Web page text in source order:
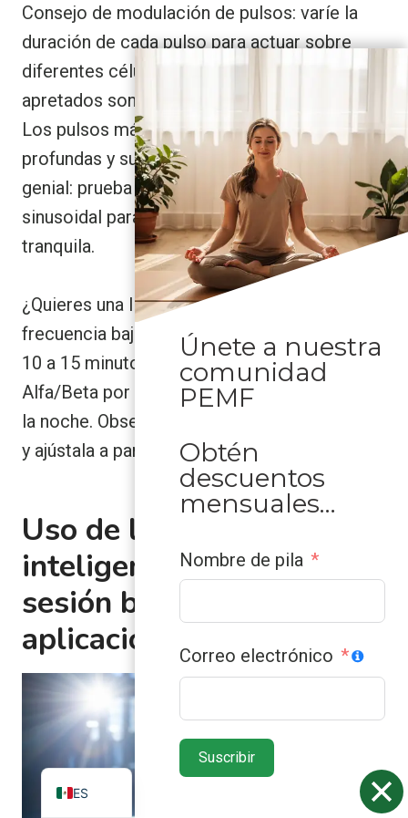
Consejo de modulación de pulsos: varíe la
duración de cada pulso para actuar sobre
diferentes células. Los pulsos cortos y
apretados son para una estimulación rápida.
Los pulsos más largos alcanzan capas más
profundas y suaves. Ah, y aquí tienes un truco
genial: prueba un pulso corto con una onda
sinusoidal para una sesión enérgica pero
tranquila.
¿Quieres una lista rápida? Empieza con una
frecuencia baja. Aumenta 1-2 Hz. Prueba de
10 a 15 minutos. Ajusta la frecuencia
Alfa/Beta por la mañana y la Delta/Theta por
la noche. Observa cómo responde tu cuerpo
y ajústala a partir de ahí. Relájate. Respira.
Uso de la interfaz PEMF
inteligente y el control de
sesión basado en
aplicaciones
Únete a nuestra
comunidad
PEMF
Obtén
descuentos
mensuales…
Nombre de pila
Correo electrónico
Suscribir
ES
EN
VN